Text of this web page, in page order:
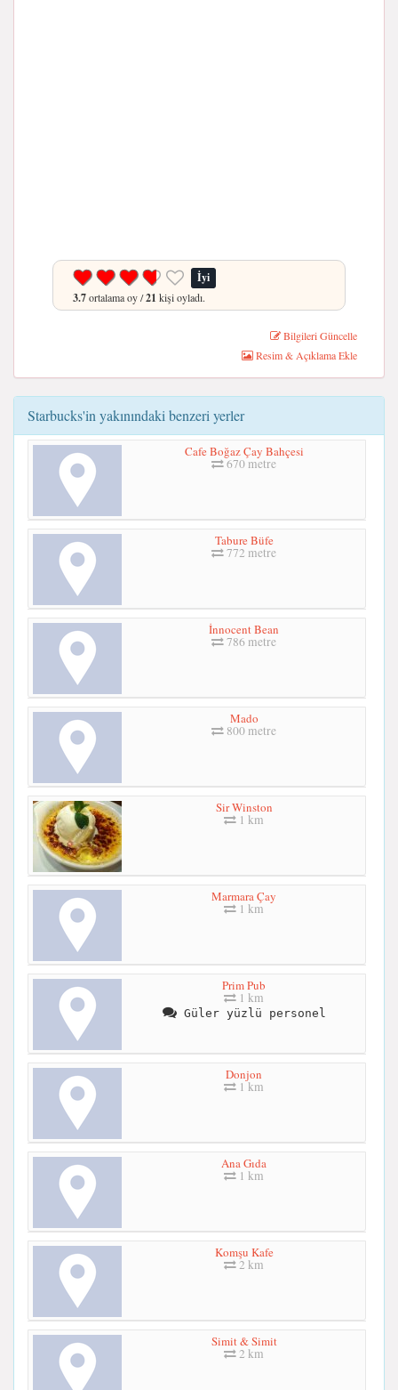
İyi
3.7ortalama oy /21 kişi oyladı.
Bilgileri Güncelle
Resim & Açıklama Ekle
Starbucks'in yakınındaki benzeri yerler
Cafe Boğaz Çay Bahçesi
670 metre
Tabure Büfe
772 metre
İnnocent Bean
786 metre
Mado
800 metre
Sir Winston
1 km
Marmara Çay
1 km
Prim Pub
1 km
Güler yüzlü personel
Donjon
1 km
Ana Gıda
1 km
Komşu Kafe
2 km
Simit & Simit
2 km